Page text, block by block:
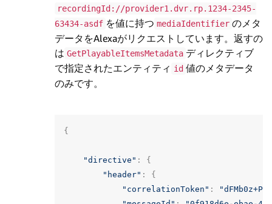
recordingId://provider1.dvr.rp.1234-2345-
63434-asdf を値に持つ mediaIdentifier のメタ
データをAlexaがリクエストしています。返すの
は GetPlayableItemsMetadata ディレクティブ
で指定されたエンティティ id 値のメタデータ
のみです。
{
"directive" :
{
"header" :
{
"correlationToken" :